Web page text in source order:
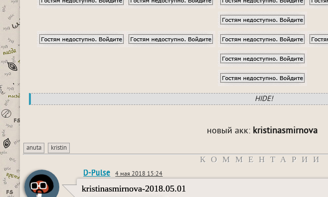
HIDE!
новый акк: kristinasmirnova
anuta kristin
КОММЕНТАРИИ
D-Pulse 4 мая 2018 15:24
kristinasmirnova-2018.05.01